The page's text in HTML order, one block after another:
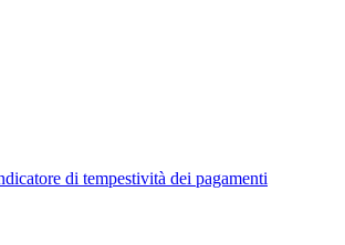
di tempestività dei pagamenti